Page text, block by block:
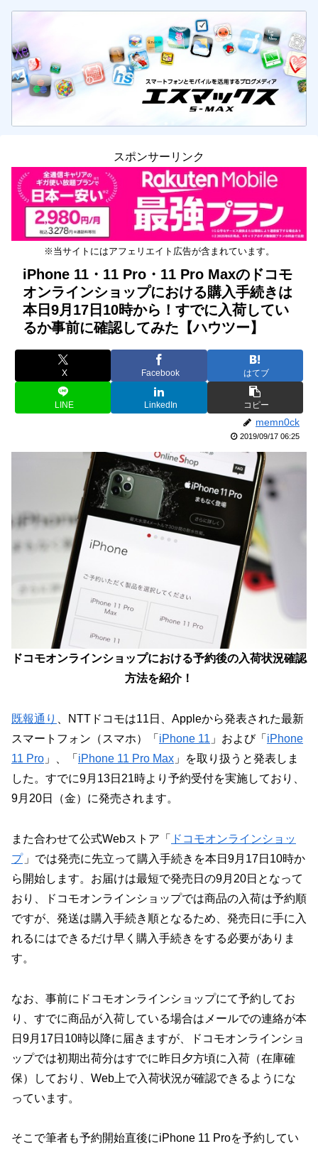
スポンサーリンク
※当サイトにはアフェリエイト広告が含まれています。
iPhone 11・11 Pro・11 Pro Maxのドコモ
オンラインショップにおける購入手続きは
本日9月17日10時から！すでに入荷してい
るか事前に確認してみた【ハウツー】
X Facebook はてブ
LINE LinkedIn コピー
memn0ck
2019/09/17 06:25
ドコモオンラインショップにおける予約後の入荷状況確認
方法を紹介！
既報通り
、NTTドコモは11日、Appleから発表された最新
スマートフォン（スマホ）「 iPhone 11 」および「 iPhone
11 Pro 」、「 iPhone 11 Pro Max 」を取り扱うと発表しま
した。すでに9月13日21時より予約受付を実施しており、
9月20日（金）に発売されます。
また合わせて公式Webストア「
ドコモオンラインショッ
プ 」では発売に先立って購入手続きを本日9月17日10時か
ら開始します。お届けは最短で発売日の9月20日となって
おり、ドコモオンラインショップでは商品の入荷は予約順
ですが、発送は購入手続き順となるため、発売日に手に入
れるにはできるだけ早く購入手続きをする必要がありま
す。
なお、事前にドコモオンラインショップにて予約してお
り、すでに商品が入荷している場合はメールでの連絡が本
日9月17日10時以降に届きますが、ドコモオンラインショ
ップでは初期出荷分はすでに昨日夕方頃に入荷（在庫確
保）しており、Web上で入荷状況が確認できるようにな
っています。
そこで筆者も予約開始直後にiPhone 11 Proを予約してい